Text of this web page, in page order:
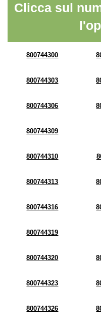
Clicca sul
800744300
800744303
800744306
800744309
800744310
800744313
800744316
800744319
800744320
800744323
800744326